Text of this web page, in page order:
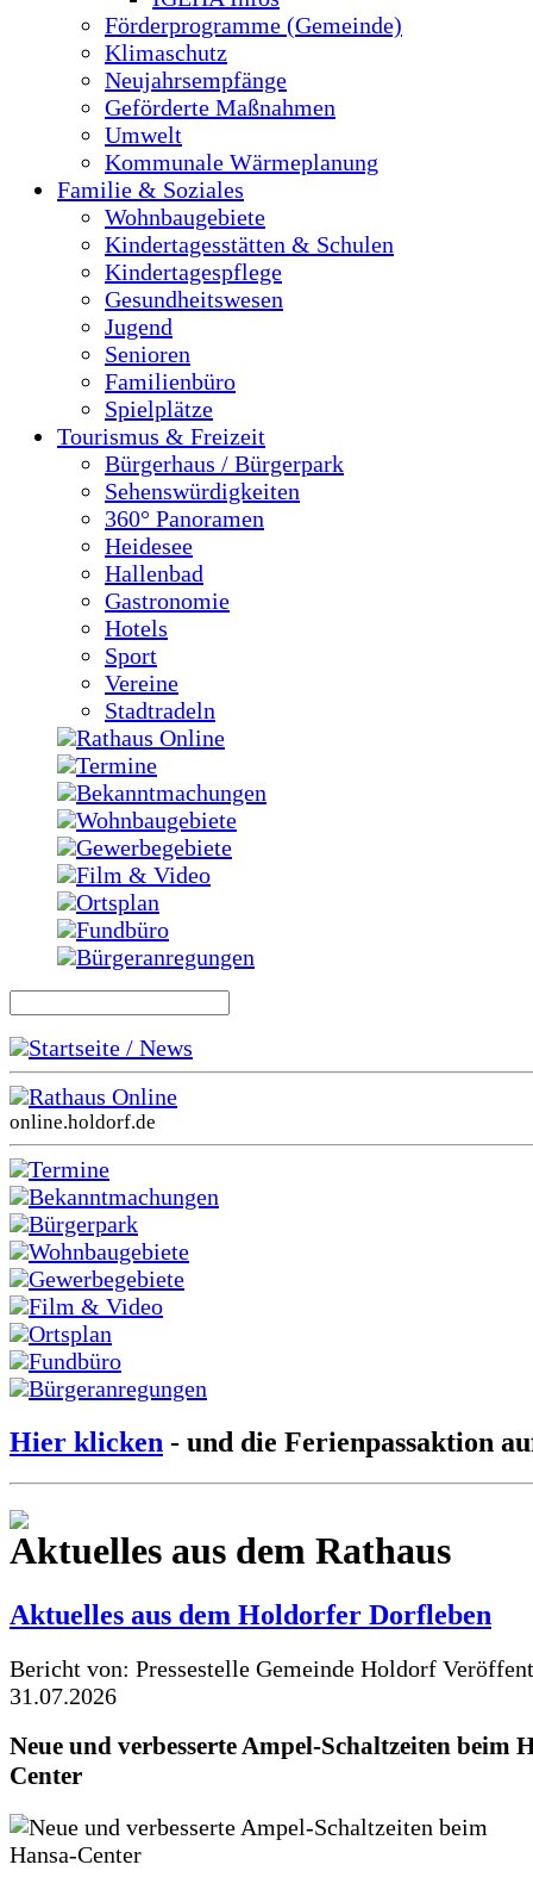
Förderprogramme (Gemeinde)
Klimaschutz
Neujahrsempfänge
Geförderte Maßnahmen
Umwelt
Kommunale Wärmeplanung
Familie & Soziales
Wohnbaugebiete
Kindertagesstätten & Schulen
Kindertagespflege
Gesundheitswesen
Jugend
Senioren
Familienbüro
Spielplätze
Tourismus & Freizeit
Bürgerhaus / Bürgerpark
Sehenswürdigkeiten
360° Panoramen
Heidesee
Hallenbad
Gastronomie
Hotels
Sport
Vereine
Stadtradeln
Rathaus Online
Termine
Bekanntmachungen
Wohnbaugebiete
Gewerbegebiete
Film & Video
Ortsplan
Fundbüro
Bürgeranregungen
Startseite / News
Rathaus Online
online.holdorf.de
Termine
Bekanntmachungen
Bürgerpark
Wohnbaugebiete
Gewerbegebiete
Film & Video
Ortsplan
Fundbüro
Bürgeranregungen
Hier klicken - und die Ferienpassaktion
Aktuelles aus dem Rathaus
Aktuelles aus dem Holdorfer Dorfleben
Bericht von: Pressestelle Gemeinde Holdorf
31.07.2026
Neue und verbesserte Ampel-Schaltzeiten beim
Center